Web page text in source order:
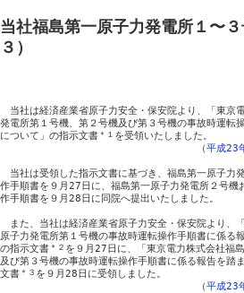
当社福島第一原子力発電所１〜
３）
平成23年10
東京電力株
当社は経済産業省原子力安全・保安院より、「東京
発電所第１号機、第２号機及び第３号機の事故時運転
について」の指示文書 ＊１ を受領いたしました。
（平成23
当社は受領した指示文書に基づき、福島第一原子力
作手順書を９月27日に、福島第一原子力発電所２号機
作手順書を９月28日に同院へ提出いたしました。
また、当社は経済産業省原子力安全・保安院より、
原子力発電所第１号機の事故時運転操作手順書に係る
の指示文書 ＊２ を９月27日に、「東京電力株式会社福
及び第３号機の事故時運転操作手順書に係る報告を踏
文書 ＊３ を９月28日に受領しました。
（平成23